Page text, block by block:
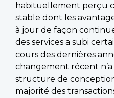
habituellement perçu
stable dont les
à jour de façon
des services a subi
cours des dernières
changement récent
structure de
majorité des